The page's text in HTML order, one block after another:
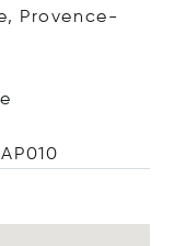
Provence-